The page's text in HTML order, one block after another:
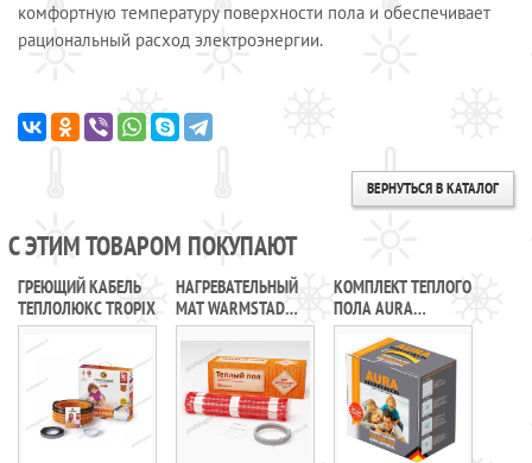
комфортную температуру поверхности пола и обеспечивает
рациональный расход электроэнергии.
ВЕРНУТЬСЯ В КАТАЛОГ
С ЭТИМ ТОВАРОМ ПОКУПАЮТ
ГРЕЮЩИЙ КАБЕЛЬ
ТЕПЛОЛЮКС TROPIX
НАГРЕВАТЕЛЬНЫЙ
МАТ WARMSTAD
WSM
КОМПЛЕКТ ТЕПЛОГО
ПОЛА AURA
UNIVERSAL LTL НА
КАТУШКЕ